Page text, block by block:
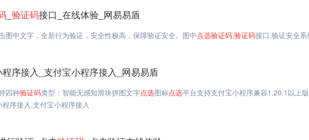
验证码接口_在线体验_网易易盾
图中文字，全新行为验证，安全性极高，保障验证安全。图中点选验证码,验证码接口,验证安全系
程序接入_支付宝小程序接入_网易易盾
四种验证码类型：智能无感知滑块拼图文字点选图标点选平台支持支付宝小程序兼容1.20.1以上
程序接入,支付宝小程序接入